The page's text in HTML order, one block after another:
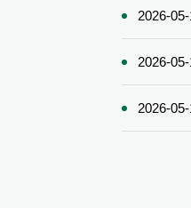
2026-
2026-
2026-